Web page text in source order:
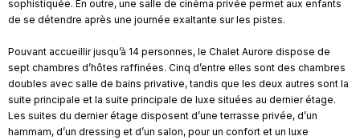
sophistiquée. En outre, une salle de cinéma privée permet aux enfants
de se détendre après une journée exaltante sur les pistes.
Pouvant accueillir jusqu’à 14 personnes, le Chalet Aurore dispose de
sept chambres d’hôtes raffinées. Cinq d’entre elles sont des chambres
doubles avec salle de bains privative, tandis que les deux autres sont la
suite principale et la suite principale de luxe situées au dernier étage.
Les suites du dernier étage disposent d’une terrasse privée, d’un
hammam, d’un dressing et d’un salon, pour un confort et un luxe